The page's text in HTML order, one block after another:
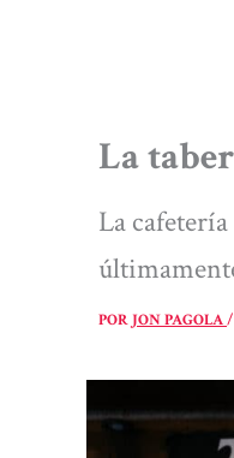
La
La
PORJON PAGOLA/